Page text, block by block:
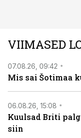
viasathistory.eu/ee
VIIMASED
07.08.26, 09:42
Mis sai Šotimaa
06.08.26, 15:08
Kuulsad Briti
siin